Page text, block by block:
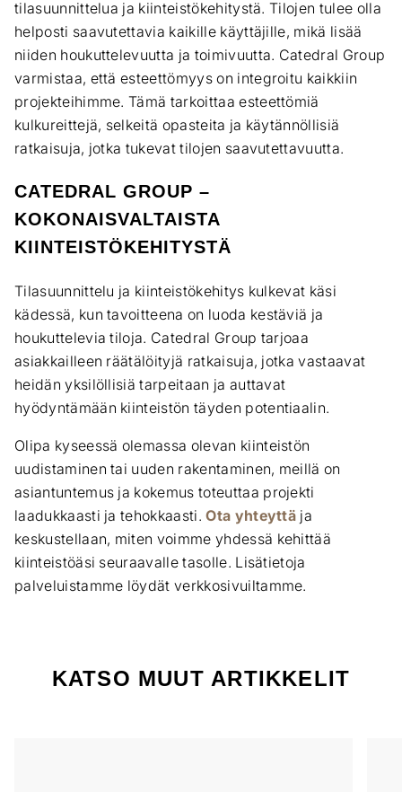
tilasuunnittelua ja kiinteistökehitystä. Tilojen tulee olla
helposti saavutettavia kaikille käyttäjille, mikä lisää
niiden houkuttelevuutta ja toimivuutta. Catedral Group
varmistaa, että esteettömyys on integroitu kaikkiin
projekteihimme. Tämä tarkoittaa esteettömiä
kulkureittejä, selkeitä opasteita ja käytännöllisiä
ratkaisuja, jotka tukevat tilojen saavutettavuutta.
CATEDRAL GROUP –
KOKONAISVALTAISTA
KIINTEISTÖKEHITYSTÄ
Tilasuunnittelu ja kiinteistökehitys kulkevat käsi
kädessä, kun tavoitteena on luoda kestäviä ja
houkuttelevia tiloja. Catedral Group tarjoaa
asiakkailleen räätälöityjä ratkaisuja, jotka vastaavat
heidän yksilöllisiä tarpeitaan ja auttavat
hyödyntämään kiinteistön täyden potentiaalin.
Olipa kyseessä olemassa olevan kiinteistön
uudistaminen tai uuden rakentaminen, meillä on
asiantuntemus ja kokemus toteuttaa projekti
laadukkaasti ja tehokkaasti.Ota yhteyttä ja
keskustellaan, miten voimme yhdessä kehittää
kiinteistöäsi seuraavalle tasolle. Lisätietoja
palveluistamme löydät verkkosivuiltamme.
KATSO MUUT ARTIKKELIT